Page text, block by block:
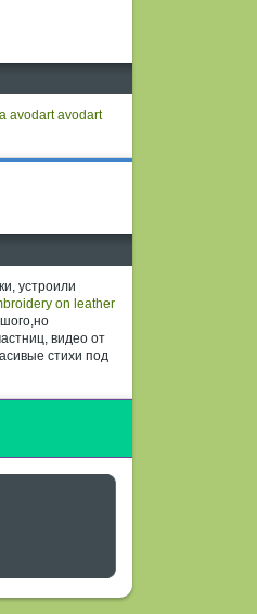
avodart avodart
устроили
on leather
видео от
стихи под